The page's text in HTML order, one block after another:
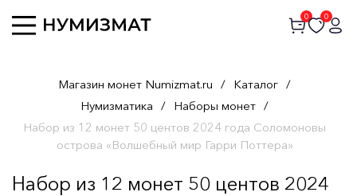
0 0
Магазин монет Numizmat.ru / Каталог /
Нумизматика / Наборы монет /
Набор из 12 монет 50 центов 2024 года Соломоновы
острова «Волшебный мир Гарри Поттера»
Набор из 12 монет 50 центов 2024